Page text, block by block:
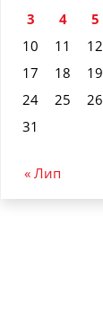
3
4 5
10
11 12
17
18 19
24
25 26
31
« Лип